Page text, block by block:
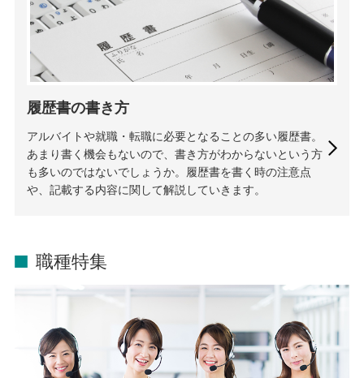
履歴書の書き方
アルバイトや就職・転職に必要となることの多い履歴書。
あまり書く機会もないので、書き方がわからないという方
も多いのではないでしょうか。履歴書を書く時の注意点
や、記載する内容に関して解説していきます。
職種特集